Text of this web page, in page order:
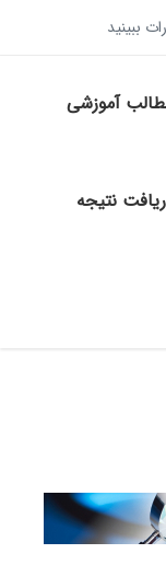
ببینید
آموزشی
نتیجه